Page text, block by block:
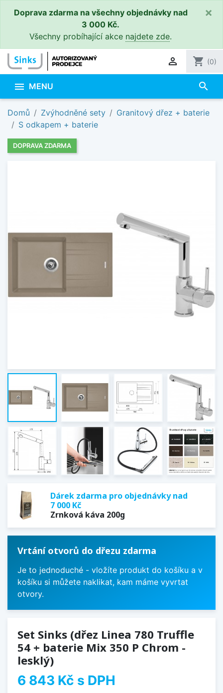
Doprava zdarma na všechny objednávky nad
3 000 Kč.
Všechny probíhající akce najdete zde.
×
 shopping_cart (0)
 MENU search
Domů Zvýhodněné sety
Granitový dřez + baterie
S odkapem + baterie
DOPRAVA ZDARMA
Dárek zdarma pro objednávky nad
7 000 Kč
Zrnková káva 200g
Vrtání otvorů do dřezu zdarma
Je to jednoduché - vložíte produkt do košíku a v
košíku si můžete naklikat, kam máme vyvrtat
otvory.
Set Sinks (dřez Linea 780 Truffle
54 + baterie Mix 350 P Chrom -
lesklý)
6 843 Kč s DPH